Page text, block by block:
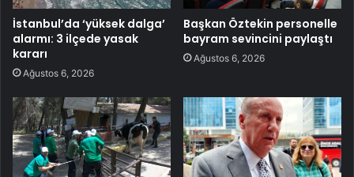
İstanbul’da ‘yüksek dalga’
alarmı: 3 ilçede yasak
kararı
Ağustos 6, 2026
Başkan Öztekin personelle
bayram sevincini paylaştı
Ağustos 6, 2026